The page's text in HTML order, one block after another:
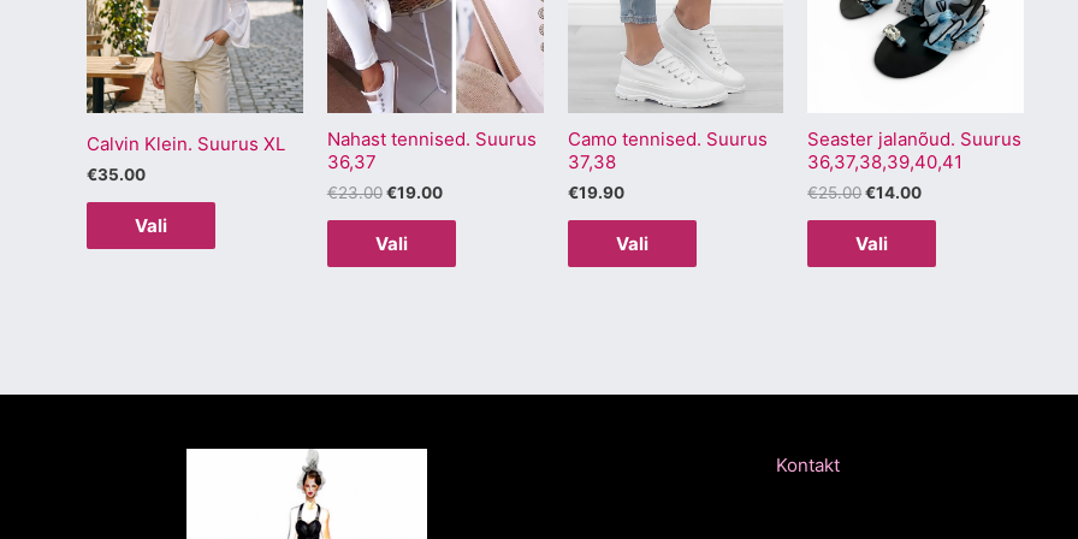
Calvin Klein. Suurus XL
€35.00
Vali
mitu
varianti.
Valikuid
saab
teha
Nahast tennised. Suurus
36,37
€23.00 €19.00
Vali
mitu
varianti.
Valikuid
saab
teha
Camo tennised. Suurus
37,38
€19.90
Vali
mitu
varianti.
Valikuid
saab
teha
Seaster jalanõud. Suurus
36,37,38,39,40,41
€25.00 €14.00
Vali
mitu
varianti.
Valikuid
teha
tootelehel.
Kontakt